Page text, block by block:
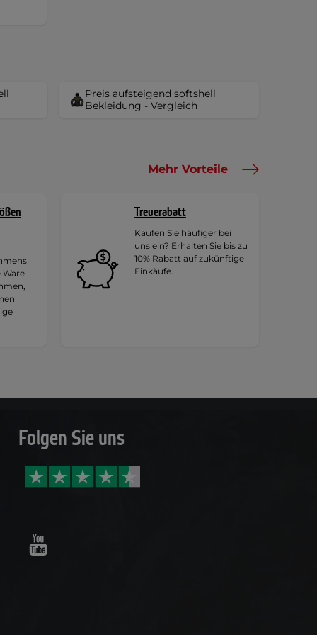
Preis aufsteigend softshell
Bekleidung - Vergleich
Mehr Vorteile
Treuerabatt
Kaufen Sie häufiger bei
uns ein? Erhalten Sie bis zu
10% Rabatt auf zukünftige
Einkäufe.
Folgen Sie uns
Youtube